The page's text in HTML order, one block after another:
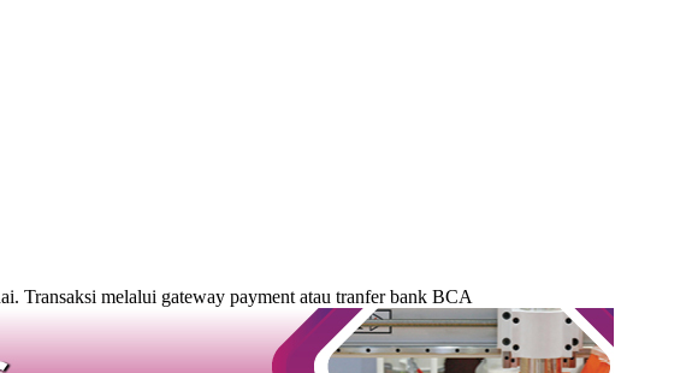
Transaksi melalui gateway payment atau tranfer bank BCA